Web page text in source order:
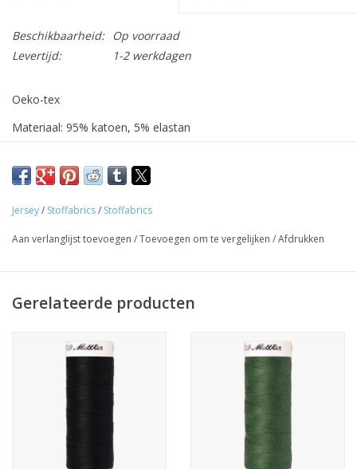
Beschikbaarheid:
Op voorraad
Levertijd:
1-2 werkdagen
Oeko-tex
Materiaal: 95% katoen, 5% elastan
Ideaal voor shirts, jurken
De stof wordt verkocht per 10 cm. Indien je 1 m wenst, geef
dan '10' in bij aantal, de stof wordt uiteraard uit één geheel
bijpassende garen voor.
Jersey/ Stoffabrics/ Stoffabrics
Aan verlanglijst toevoegen /Toevoegen om te vergelijken /Afdrukken
Gerelateerde producten